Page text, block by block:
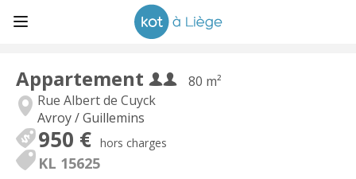
Appartement
80 m²
Rue Albert de Cuyck
Avroy / Guillemins
950 € hors charges
KL 15625